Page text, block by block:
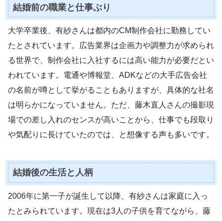
結婚前の職業と仕事ぶり
大学卒業後、有紗さんは都内のCM制作会社に勤務してい
たとされています。広告業界は企画力や調整力が求められ
る世界で、制作会社に入社するには高い能力が必要だとい
われています。電通や博報堂、ADKなどの大手広告会社
の名前が噂として挙がることもありますが、具体的な社名
は明らかになっていません。ただ、藤木直人さんの撮影現
場での差し入れのセンスが高いことから、仕事でも段取り
や気配りに長けていたのでは、と想像する声も多いです。
結婚後の生活と人柄
2006年に第一子が誕生して以降、有紗さんは家庭に入っ
たとみられています。現在は3人の子供を育てながら、藤